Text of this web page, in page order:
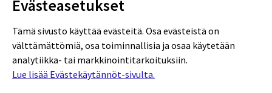
Rekisteriseloste
Evästeasetukset
Tämä sivusto käyttää evästeitä. Osa evästeistä on
välttämättömiä, osa toiminnallisia ja osaa käytetään
analytiikka- tai markkinointitarkoituksiin.
Lue lisää Evästekäytännöt-sivulta.